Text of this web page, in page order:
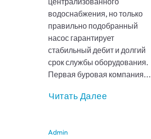
водоснабжения, но только
правильно подобранный
насос гарантирует
стабильный дебит и долгий
срок службы оборудования.
Первая буровая компания...
Читать Далее
Admin